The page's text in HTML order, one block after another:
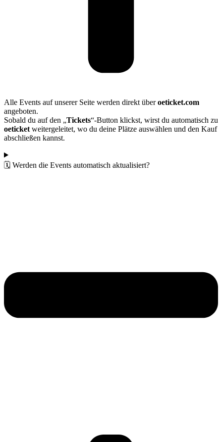
Alle Events auf unserer Seite werden direkt überoeticket.com
angeboten.
Sobald du auf den „Tickets“-Button klickst, wirst du automatisch zu
oeticketweitergeleitet, wo du deine Plätze auswählen und den Kauf
abschließen kannst.
🗓️ Werden die Events automatisch aktualisiert?